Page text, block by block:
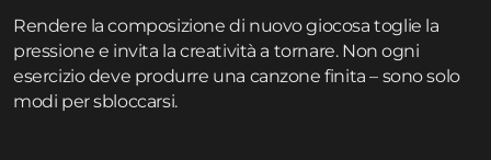
Rendere la composizione di nuovo giocosa toglie la
pressione e invita la creatività a tornare. Non ogni
esercizio deve produrre una canzone finita – sono solo
modi per sbloccarsi.